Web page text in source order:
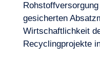
gesicherten
Wirtschaftlichkeit
Recyclingprojekte